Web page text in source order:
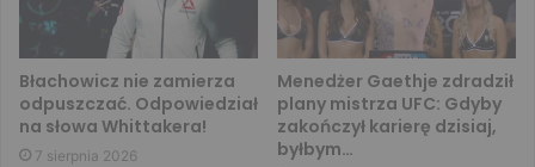
Błachowicz nie zamierza
odpuszczać. Odpowiedział
na słowa Whittakera!
7 sierpnia 2026
Menedżer Gaethje zdradził
plany mistrza UFC: Gdyby
zakończył karierę dzisiaj,
byłbym…